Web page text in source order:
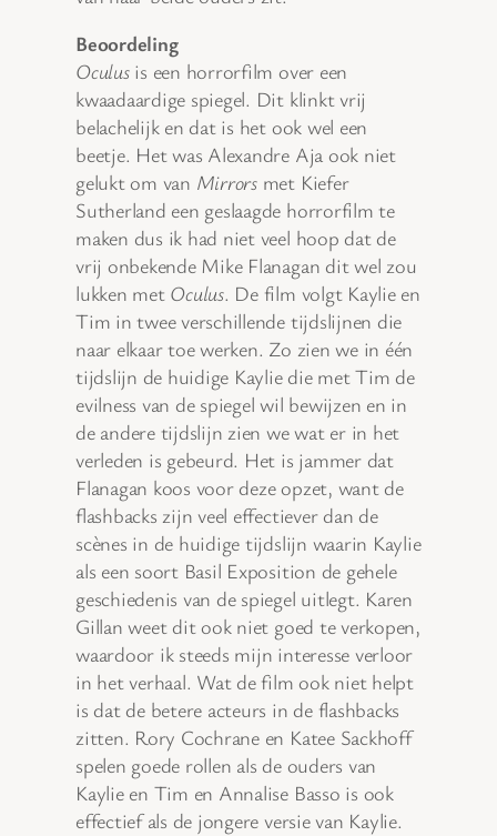
Beoordeling
Oculusis een horrorfilm over een
kwaadaardige spiegel. Dit klinkt vrij
belachelijk en dat is het ook wel een
beetje. Het was Alexandre Aja ook niet
gelukt om van Mirrorsmet Kiefer
Sutherland een geslaagde horrorfilm te
maken dus ik had niet veel hoop dat de
vrij onbekende Mike Flanagan dit wel zou
lukken met Oculus. De film volgt Kaylie en
Tim in twee verschillende tijdslijnen die
naar elkaar toe werken. Zo zien we in één
tijdslijn de huidige Kaylie die met Tim de
evilness van de spiegel wil bewijzen en in
de andere tijdslijn zien we wat er in het
verleden is gebeurd. Het is jammer dat
Flanagan koos voor deze opzet, want de
flashbacks zijn veel effectiever dan de
scènes in de huidige tijdslijn waarin Kaylie
als een soort Basil Exposition de gehele
geschiedenis van de spiegel uitlegt. Karen
Gillan weet dit ook niet goed te verkopen,
waardoor ik steeds mijn interesse verloor
in het verhaal. Wat de film ook niet helpt
is dat de betere acteurs in de flashbacks
zitten. Rory Cochrane en Katee Sackhoff
spelen goede rollen als de ouders van
Kaylie en Tim en Annalise Basso is ook
effectief als de jongere versie van Kaylie.